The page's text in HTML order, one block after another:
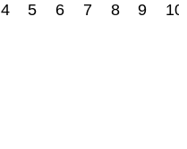
4 5 6 7 8 9 10